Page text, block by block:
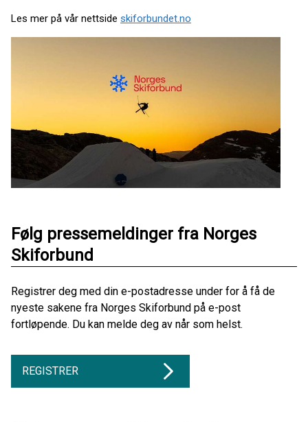
Les mer på vår nettside skiforbundet.no
Følg pressemeldinger fra Norges
Skiforbund
Registrer deg med din e-postadresse under for å få de
nyeste sakene fra Norges Skiforbund på e-post
fortløpende. Du kan melde deg av når som helst.
REGISTRER